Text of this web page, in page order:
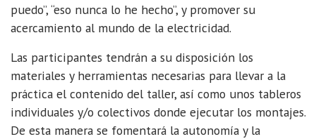
reflexión
puedo”, “eso nunca lo he hecho”, y promover su
acercamiento al mundo de la electricidad.
Las participantes tendrán a su disposición los
materiales y herramientas necesarias para llevar a la
práctica el contenido del taller, así como unos tableros
individuales y/o colectivos donde ejecutar los montajes.
De esta manera se fomentará la autonomía y la